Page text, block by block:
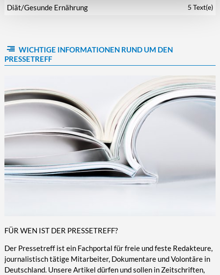
Diät/Gesunde Ernährung 5 Text(e)
WICHTIGE INFORMATIONEN RUND UM DEN
PRESSETREFF
FÜR WEN IST DER PRESSETREFF?
Der Pressetreff ist ein Fachportal für freie und feste Redakteure,
journalistisch tätige Mitarbeiter, Dokumentare und Volontäre in
Deutschland. Unsere Artikel dürfen und sollen in Zeitschriften,